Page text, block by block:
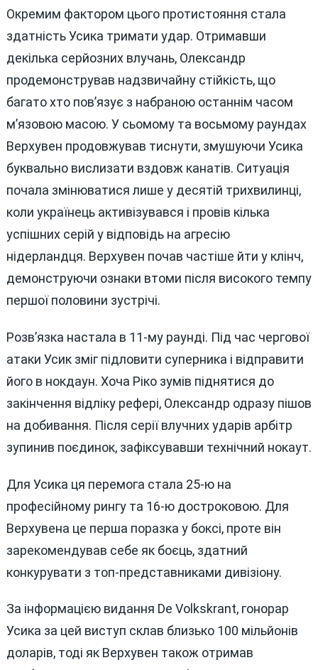
Окремим фактором цього протистояння стала
здатність Усика тримати удар. Отримавши
декілька серйозних влучань, Олександр
продемонстрував надзвичайну стійкість, що
багато хто пов’язує з набраною останнім часом
м’язовою масою. У сьомому та восьмому раундах
Верхувен продовжував тиснути, змушуючи Усика
буквально вислизати вздовж канатів. Ситуація
почала змінюватися лише у десятій трихвилинці,
коли українець активізувався і провів кілька
успішних серій у відповідь на агресію
нідерландця. Верхувен почав частіше йти у клінч,
демонструючи ознаки втоми після високого темпу
першої половини зустрічі.
Розв’язка настала в 11-му раунді. Під час чергової
атаки Усик зміг підловити суперника і відправити
його в нокдаун. Хоча Ріко зумів піднятися до
закінчення відліку рефері, Олександр одразу пішов
на добивання. Після серії влучних ударів арбітр
зупинив поєдинок, зафіксувавши технічний нокаут.
Для Усика ця перемога стала 25-ю на
професійному рингу та 16-ю достроковою. Для
Верхувена це перша поразка у боксі, проте він
зарекомендував себе як боєць, здатний
конкурувати з топ-представниками дивізіону.
За інформацією видання De Volkskrant, гонорар
Усика за цей виступ склав близько 100 мільйонів
доларів, тоді як Верхувен також отримав